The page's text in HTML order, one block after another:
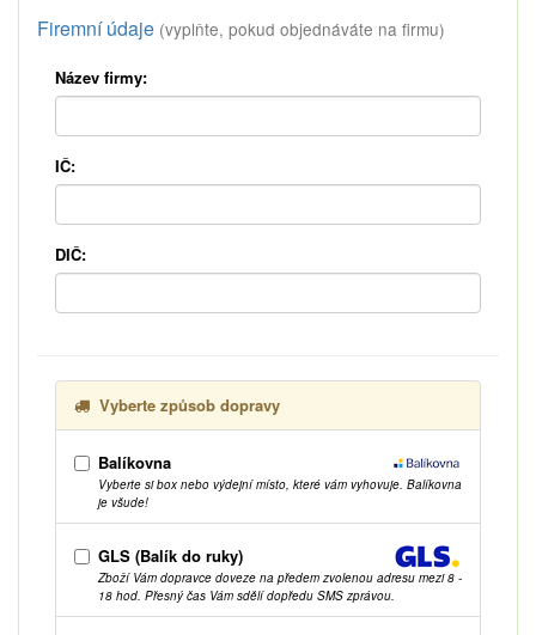
Firemní údaje (vyplňte, pokud objednáváte na firmu)
Název firmy:
IČ:
DIČ:
Vyberte způsob dopravy
Balíkovna
Vyberte si box nebo výdejní místo, které vám vyhovuje. Balíkovna
je všude!
GLS (Balík do ruky)
Zboží Vám dopravce doveze na předem zvolenou adresu mezi 8 -
18 hod. Přesný čas Vám sdělí dopředu SMS zprávou.